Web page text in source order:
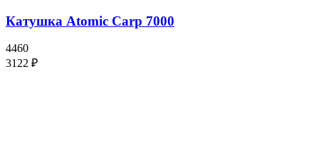
Катушка Atomic Carp 7000
4460
3122 ₽